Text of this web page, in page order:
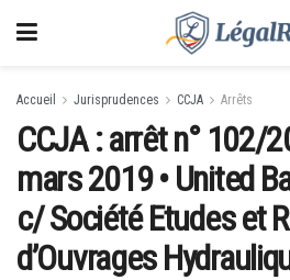
Accueil Jurisprudences CCJA Arrêts
CCJA : arrêt n° 102/
mars 2019 • United
c/ Société Etudes et
d’Ouvrages